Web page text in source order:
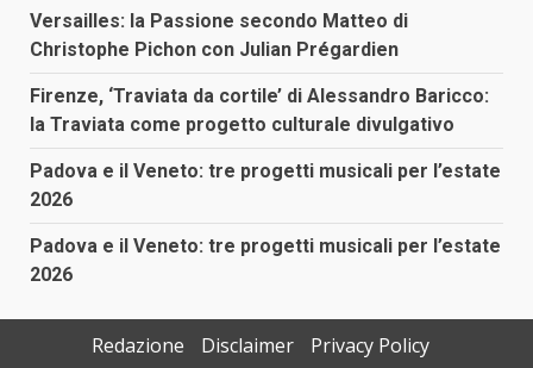
Versailles: la Passione secondo Matteo di
Christophe Pichon con Julian Prégardien
Firenze, ‘Traviata da cortile’ di Alessandro Baricco:
la Traviata come progetto culturale divulgativo
Padova e il Veneto: tre progetti musicali per l’estate
2026
Padova e il Veneto: tre progetti musicali per l’estate
2026
Redazione Disclaimer Privacy Policy